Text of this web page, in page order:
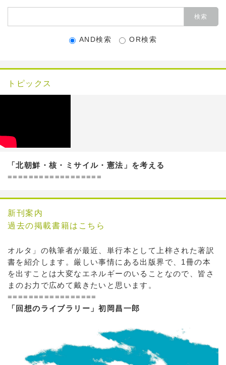
AND検索 OR検索
トピックス
「北朝鮮・核・ミサイル・憲法」を考える
==================
新刊案内
過去の掲載書籍はこちら
オルタ」の執筆者が最近、単行本として上梓された著訳
書を紹介します。厳しい事情にある出版界で、1冊の本
を出すことは大変なエネルギーのいることなので、皆さ
まのお力で広めて戴きたいと思います。
=================
「回想のライブラリー」初岡昌一郎